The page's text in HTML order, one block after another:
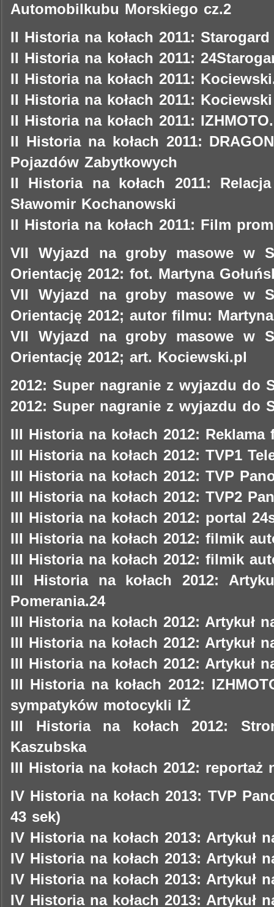
Automobilkubu Morskiego cz.2
II Historia na kołach 2011: Starogard
II Historia na kołach 2011:
II Historia na kołach 2011:
II Historia na kołach 2011:
II Historia na kołach 2011:
II Historia na kołach 2011:
Pojazdów Zabytkowych
II Historia na kołach 2011:
Sławomir Kochanowski
II Historia na kołach 2011: Film
VII Wyjazd na groby masowe w
Orientację 2012: fot. Martyna
VII Wyjazd na groby masowe w
Orientację 2012; autor filmu:
VII Wyjazd na groby masowe w
Orientację 2012; art. Kociewski.pl
2012: Super nagranie z wyjazdu do
2012: Super nagranie z wyjazdu do
III Historia na kołach 2012: Reklama
III Historia na kołach 2012: TVP1
III Historia na kołach 2012: TVP
III Historia na kołach 2012: TVP2
III Historia na kołach 2012: portal
III Historia na kołach 2012: filmik
III Historia na kołach 2012: filmik
III Historia na kołach 2012:
Pomerania.24
III Historia na kołach 2012: Artykuł
III Historia na kołach 2012: Artykuł
III Historia na kołach 2012: Artykuł
III Historia na kołach 2012:
sympatyków motocykli IŻ
III Historia na kołach 2012:
Kaszubska
III Historia na kołach 2012:
IV Historia na kołach 2013: TVP
43 sek)
IV Historia na kołach 2013: Artykuł
IV Historia na kołach 2013: Artykuł
IV Historia na kołach 2013: Artykuł
IV Historia na kołach 2013: Artykuł